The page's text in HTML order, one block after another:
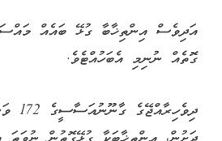
އަދިވެސް އިންތިޚާބާ ގުޅޭ ބައެއް
ގޮތެއް ނުނިމި އެބަހުއްޓެވެ.